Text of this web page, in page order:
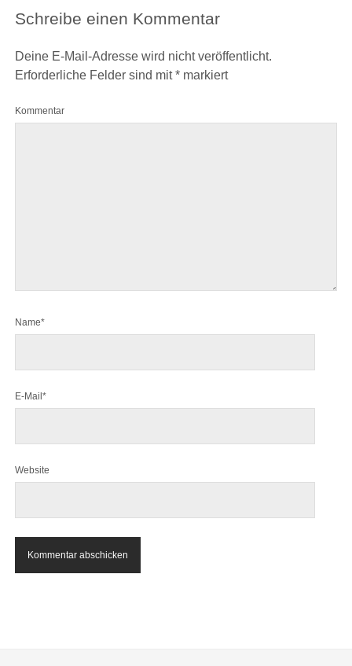
Schreibe einen Kommentar
Deine E-Mail-Adresse wird nicht veröffentlicht.
Erforderliche Felder sind mit*markiert
Kommentar
Name*
E-Mail*
Website